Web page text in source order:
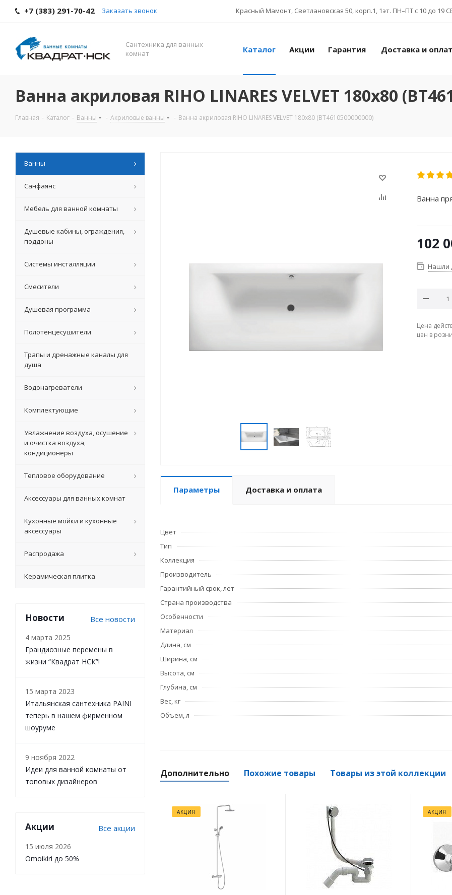
+7 (383) 291-70-42 Заказать звонок Красный Мамонт, Светлановская 50, корп.1, 1эт. ПН–ПТ с 10 до 19
Cантехника для ванных
комнат
Каталог Акции Гарантия Доставка и
Ванна акриловая RIHO LINARES VELVET 180x80
Главная - Каталог - Ванны - Акриловые ванны - Ванна акриловая RIHO LINARES VELVET 180x80 (BT4610500000000)
Ванна
102
Нашли
Цена
цен в
Параметры Доставка и оплата
Цвет
Тип
Коллекция
Производитель
Гарантийный срок, лет
Страна производства
Особенности
Материал
Длина, см
Ширина, см
Высота, см
Глубина, см
Вес, кг
Объем, л
Дополнительно Похожие товары Товары из этой коллекции
АКЦИЯ АКЦИЯ
Ванны
Санфаянс
Мебель для ванной комнаты
Душевые кабины, ограждения,
поддоны
Системы инсталляции
Смесители
Душевая программа
Полотенцесушители
Трапы и дренажные каналы для
душа
Водонагреватели
Комплектующие
Увлажнение воздуха, осушение
и очистка воздуха,
кондиционеры
Тепловое оборудование
Аксессуары для ванных комнат
Кухонные мойки и кухонные
аксессуары
Распродажа
Керамическая плитка
Новости Все новости
4 марта 2025
Грандиозные перемены в
жизни “Квадрат НСК”!
15 марта 2023
Итальянская сантехника PAINI
теперь в нашем фирменном
шоуруме
9 ноября 2022
Идеи для ванной комнаты от
топовых дизайнеров
Акции Все акции
15 июля 2026
Omoikiri до 50%